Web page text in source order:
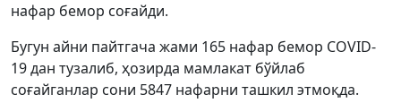
нафар бемор соғайди.
Бугун айни пайтгача жами 165 нафар бемор COVID-
19 дан тузалиб, ҳозирда мамлакат бўйлаб
соғайганлар сони 5847 нафарни ташкил этмоқда.